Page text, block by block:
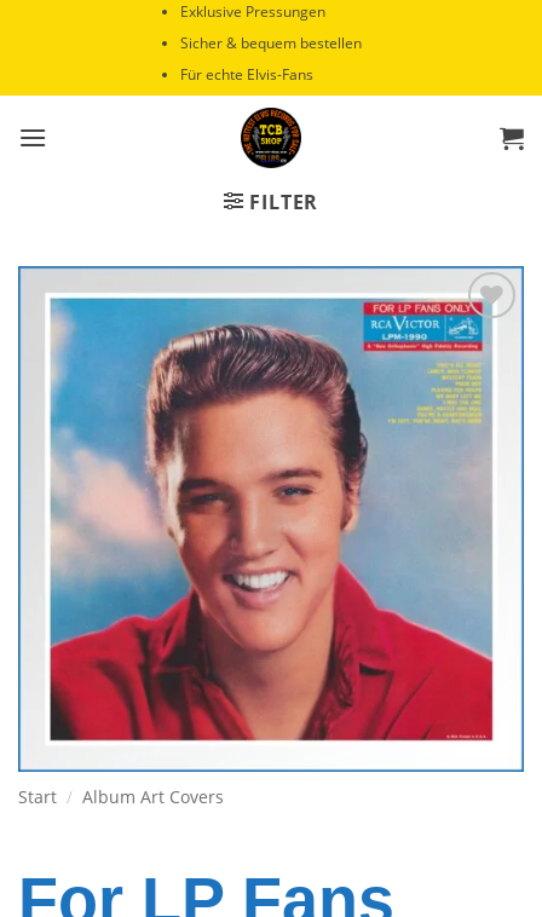
Exklusive Pressungen
Sicher & bequem bestellen
Für echte Elvis-Fans
FILTER
Zur
Wunschliste
hinzufügen
Start / Album Art Covers
For LP Fans